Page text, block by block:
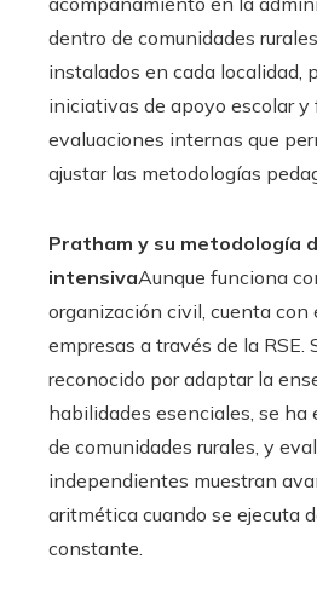
dentro de comunidades
instalados en cada localidad,
iniciativas de apoyo escolar
evaluaciones internas que
ajustar las metodologías
Pratham y su metodología
intensivaAunque funciona
organización civil, cuenta con
empresas a través de la RSE.
reconocido por adaptar la
habilidades esenciales, se ha
de comunidades rurales, y
independientes muestran
aritmética cuando se ejecuta
constante.